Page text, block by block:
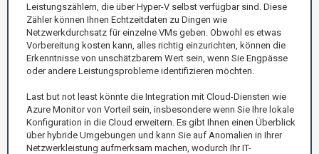
Leistungszählern, die über Hyper-V selbst verfügbar sind. Diese
Zähler können Ihnen Echtzeitdaten zu Dingen wie
Netzwerkdurchsatz für einzelne VMs geben. Obwohl es etwas
Vorbereitung kosten kann, alles richtig einzurichten, können die
Erkenntnisse von unschätzbarem Wert sein, wenn Sie Engpässe
oder andere Leistungsprobleme identifizieren möchten.
Last but not least könnte die Integration mit Cloud-Diensten wie
Azure Monitor von Vorteil sein, insbesondere wenn Sie Ihre lokale
Konfiguration in die Cloud erweitern. Es gibt Ihnen einen Überblick
über hybride Umgebungen und kann Sie auf Anomalien in Ihrer
Netzwerkleistung aufmerksam machen, wodurch Ihr IT-